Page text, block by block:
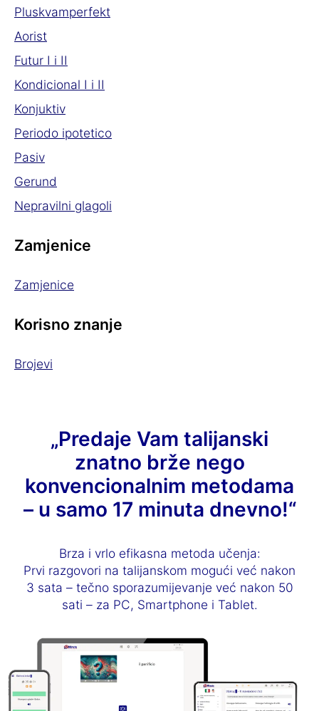
Pluskvamperfekt
Aorist
Futur I i II
Kondicional I i II
Konjuktiv
Periodo ipotetico
Pasiv
Gerund
Nepravilni glagoli
Zamjenice
Zamjenice
Korisno znanje
Brojevi
„Predaje Vam talijanski
znatno brže nego
konvencionalnim metodama
– u samo 17 minuta dnevno!“
Brza i vrlo efikasna metoda učenja:
Prvi razgovori na talijanskom mogući već nakon
3 sata – tečno sporazumijevanje već nakon 50
sati – za PC, Smartphone i Tablet.